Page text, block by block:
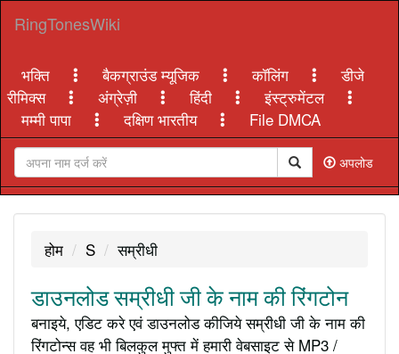
RingTonesWiki
भक्ति बैकग्राउंड म्यूजिक कॉलिंग
डीजे
रीमिक्स
अंग्रेज़ी हिंदी
इंस्ट्रुमेंटल
मम्मी पापा
दक्षिण भारतीय File DMCA
अपलोड
होम S सम्रीधी
डाउनलोड सम्रीधी जी के नाम की रिंगटोन
बनाइये, एडिट करे एवं डाउनलोड कीजिये सम्रीधी जी के नाम की
रिंगटोन्स वह भी बिलकुल मुफ्त में हमारी वेबसाइट से MP3 /